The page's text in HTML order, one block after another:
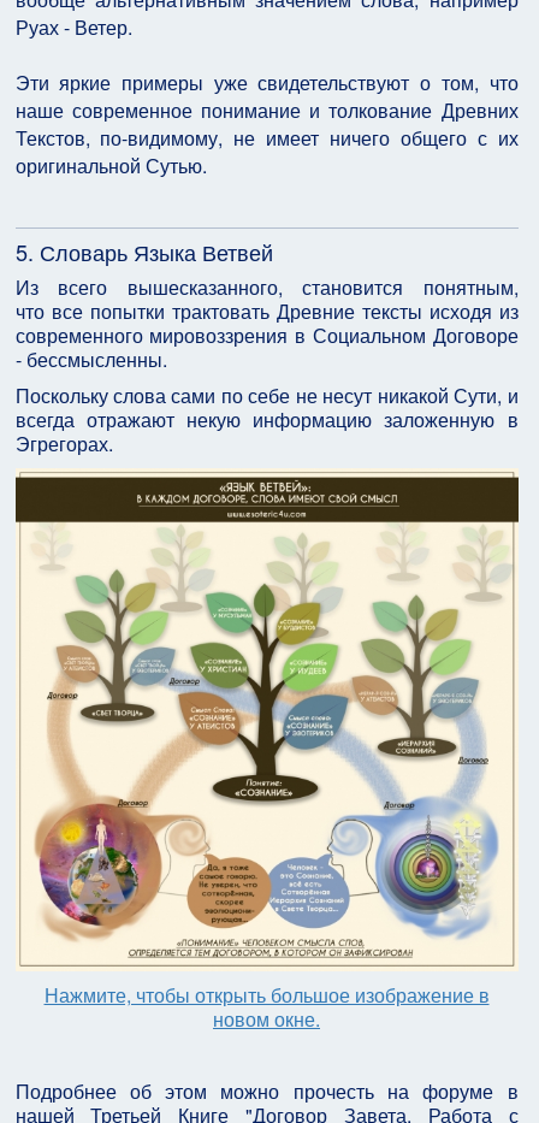
Руах - Ветер.
Эти яркие примеры уже свидетельствуют о том, что
наше современное понимание и толкование Древних
Текстов, по-видимому, не имеет ничего общего с их
оригинальной Сутью.
5. Словарь Языка Ветвей
Из всего вышесказанного, становится понятным,
что все попытки трактовать Древние тексты исходя из
современного мировоззрения в Социальном Договоре
- бессмысленны.
Поскольку слова сами по себе не несут никакой Сути, и
всегда отражают некую информацию заложенную в
Эгрегорах.
Нажмите, чтобы открыть большое изображение в
новом окне.
Подробнее об этом можно прочесть на форуме в
нашей Третьей Книге "Договор Завета. Работа с